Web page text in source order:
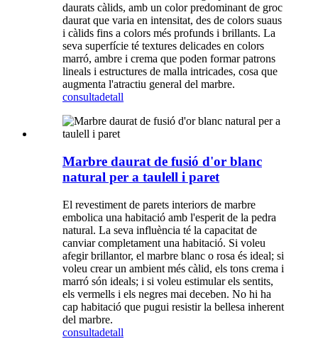
daurats càlids, amb un color predominant de groc
daurat que varia en intensitat, des de colors suaus
i càlids fins a colors més profunds i brillants. La
seva superfície té textures delicades en colors
marró, ambre i crema que poden formar patrons
lineals i estructures de malla intricades, cosa que
augmenta l'atractiu general del marbre.
consultadetall
Marbre daurat de fusió d'or blanc
natural per a taulell i paret
El revestiment de parets interiors de marbre
embolica una habitació amb l'esperit de la pedra
natural. La seva influència té la capacitat de
canviar completament una habitació. Si voleu
afegir brillantor, el marbre blanc o rosa és ideal; si
voleu crear un ambient més càlid, els tons crema i
marró són ideals; i si voleu estimular els sentits,
els vermells i els negres mai deceben. No hi ha
cap habitació que pugui resistir la bellesa inherent
del marbre.
consultadetall